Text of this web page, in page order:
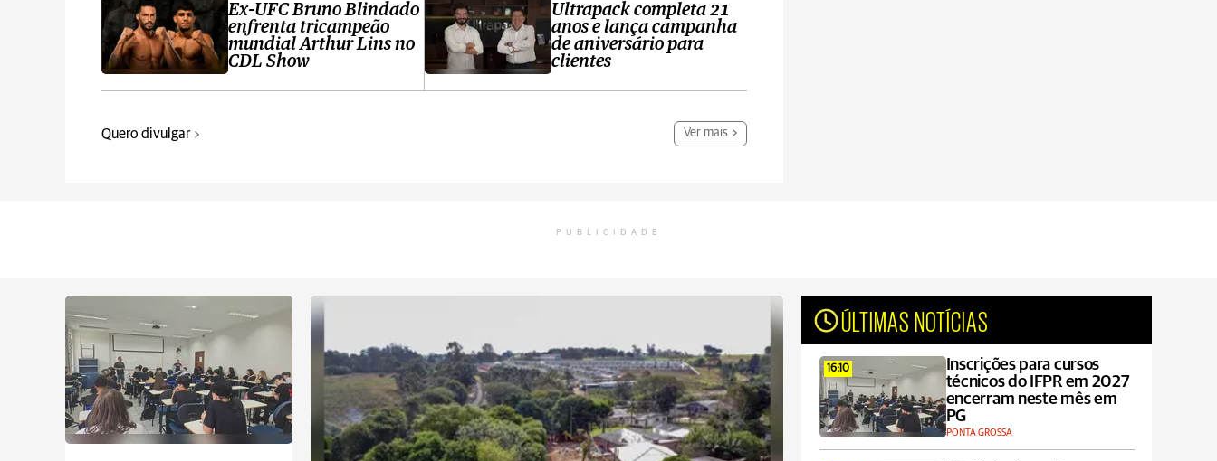
Ex-UFC Bruno Blindado
enfrenta tricampeão
mundial Arthur Lins no
CDL Show
Ultrapack completa 21
anos e lança campanha
de aniversário para
clientes
Quero divulgar Ver mais
PUBLICIDADE
ÚLTIMAS NOTÍCIAS
16:10
Inscrições para cursos
técnicos do IFPR em 2027
encerram neste mês em
PG
PONTA GROSSA